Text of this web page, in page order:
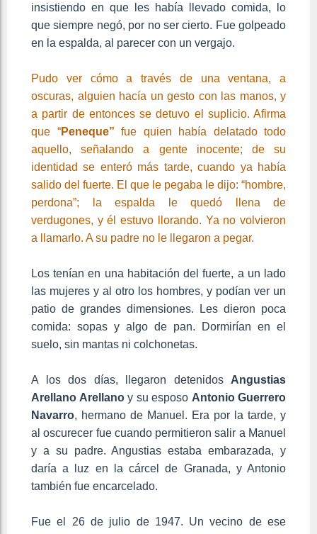
insistiendo en que les había llevado comida, lo
que siempre negó, por no ser cierto. Fue golpeado
en la espalda, al parecer con un vergajo.
Pudo ver cómo a través de una ventana, a
oscuras, alguien hacía un gesto con las manos, y
a partir de entonces se detuvo el suplicio. Afirma
que “Peneque” fue quien había delatado todo
aquello, señalando a gente inocente; de su
identidad se enteró más tarde, cuando ya había
salido del fuerte. El que le pegaba le dijo: “hombre,
perdona”; la espalda le quedó llena de
verdugones, y él estuvo llorando. Ya no volvieron
a llamarlo. A su padre no le llegaron a pegar.
Los tenían en una habitación del fuerte, a un lado
las mujeres y al otro los hombres, y podían ver un
patio de grandes dimensiones. Les dieron poca
comida: sopas y algo de pan. Dormirían en el
suelo, sin mantas ni colchonetas.
A los dos días, llegaron detenidos Angustias
Arellano Arellanoy su esposo Antonio Guerrero
Navarro, hermano de Manuel. Era por la tarde, y
al oscurecer fue cuando permitieron salir a Manuel
y a su padre. Angustias estaba embarazada, y
daría a luz en la cárcel de Granada, y Antonio
también fue encarcelado.
Fue el 26 de julio de 1947. Un vecino de ese